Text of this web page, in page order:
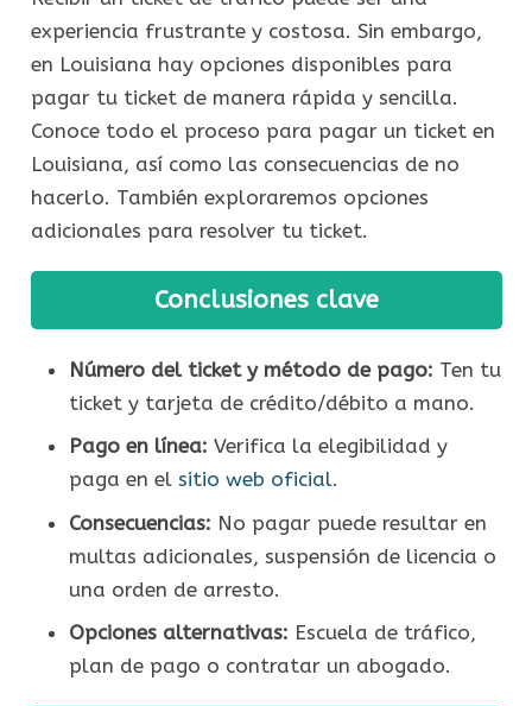
experiencia frustrante y costosa. Sin embargo,
en Louisiana hay opciones disponibles para
pagar tu ticket de manera rápida y sencilla.
Conoce todo el proceso para pagar un ticket en
Louisiana, así como las consecuencias de no
hacerlo. También exploraremos opciones
adicionales para resolver tu ticket.
Conclusiones clave
Número del ticket y método de pago: Ten tu
ticket y tarjeta de crédito/débito a mano.
Pago en línea: Verifica la elegibilidad y
paga en el sitio web oficial.
Consecuencias: No pagar puede resultar en
multas adicionales, suspensión de licencia o
una orden de arresto.
Opciones alternativas: Escuela de tráfico,
plan de pago o contratar un abogado.